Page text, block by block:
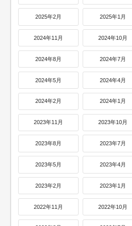
2025年2月 2025年1月
2024年11月 2024年10月
2024年8月 2024年7月
2024年5月 2024年4月
2024年2月 2024年1月
2023年11月 2023年10月
2023年8月 2023年7月
2023年5月 2023年4月
2023年2月 2023年1月
2022年11月 2022年10月